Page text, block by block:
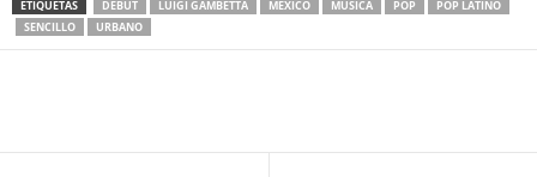
ETIQUETAS DEBUT LUIGI GAMBETTA MEXICO MUSICA POP
POP LATINO
SENCILLO
URBANO